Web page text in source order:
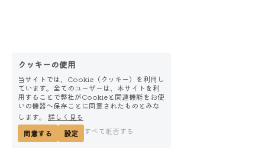
クッキーの使用
当サイトでは、Cookie（クッキー）を利用し
ています。全てのユーザーは、本サイトを利
用することで弊社がCookieと関連機能をお使
いの機器へ保存ことに同意されたものとみな
します。
詳しく見る
同意する
設定 すべて拒否する